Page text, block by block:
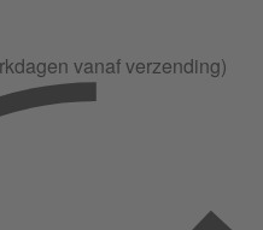
vanaf verzending)